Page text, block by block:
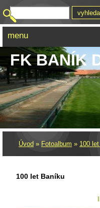
FK BANÍK
Úvod » Fotoalbum » 100
100 let Baníku
menu